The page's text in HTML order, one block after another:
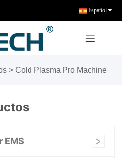
Español
> Cold Plasma Pro Machine
EMS